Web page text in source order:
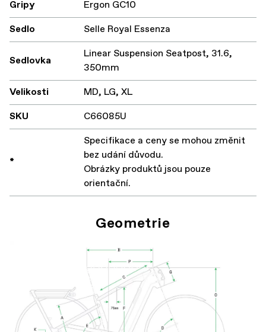
Gripy
Ergon GC10
Sedlo
Selle Royal Essenza
Sedlovka
Linear Suspension Seatpost, 31.6,
350mm
Velikosti
MD, LG, XL
SKU
C66085U
*
Specifikace a ceny se mohou změnit
bez udání důvodu.
Obrázky produktů jsou pouze
orientační.
Geometrie